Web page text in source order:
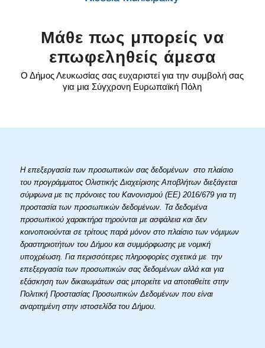
Μάθε πως μπορείς να
επωφεληθείς άμεσα
Ο Δήμος Λευκωσίας σας ευχαριστεί για την συμβολή σας
για μια Σύγχρονη Ευρωπαϊκή Πόλη
Η επεξεργασία των προσωπικών σας δεδομένων στο πλαίσιο
του προγράμματος Ολιστικής Διαχείρισης Αποβλήτων διεξάγεται
σύμφωνα με τις πρόνοιες του Κανονισμού (ΕΕ) 2016/679 για τη
προστασία των προσωπικών δεδομένων. Τα δεδομένα
προσωπικού χαρακτήρα τηρούνται με ασφάλεια και δεν
κοινοποιούνται σε τρίτους παρά μόνον στο πλαίσιο των νόμιμων
δραστηριοτήτων του Δήμου και συμμόρφωσης με νομική
υποχρέωση. Για περισσότερες πληροφορίες σχετικά με την
επεξεργασία των προσωπικών σας δεδομένων αλλά και για
εξάσκηση των δικαιωμάτων σας μπορείτε να αποταθείτε στην
Πολιτική Προστασίας Προσωπικών Δεδομένων που είναι
αναρτημένη στην ιστοσελίδα του Δήμου.